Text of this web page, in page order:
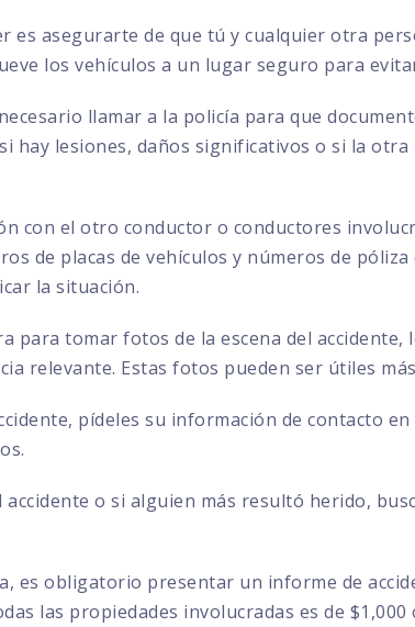
es asegurarte de que tú y cualquier otra
los vehículos a un lugar seguro para
llamar a la policía para que
hay lesiones, daños significativos o si la
con el otro conductor o conductores
de placas de vehículos y números de
la situación.
para tomar fotos de la escena del accidente,
relevante. Estas fotos pueden ser útiles
pídeles su información de contacto en
o si alguien más resultó herido,
es obligatorio presentar un informe de
las propiedades involucradas es de